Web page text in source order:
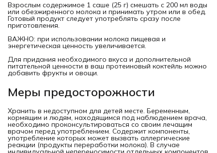
Взрослым содержимое 1 саше (25 г) смешать с 200 мл воды
или обезжиренного молока и принимать утром или в обед.
Готовый продукт следует употреблять сразу после
приготовления.
ВАЖНО: при использовании молока пищевая и
энергетическая ценность увеличивается.
Для придания необходимого вкуса и дополнительной
питательной ценности в ваш протеиновый коктейль можно
добавить фрукты и овощи.
Меры предосторожности
Хранить в недоступном для детей месте. Беременным,
кормящим и людям, находящимся под наблюдением врача,
необходимо проконсультироваться со своим лечащим
врачом перед употреблением. Содержит компоненты,
употребление которых может вызвать аллергические
реакции (продукты переработки молока). В случае